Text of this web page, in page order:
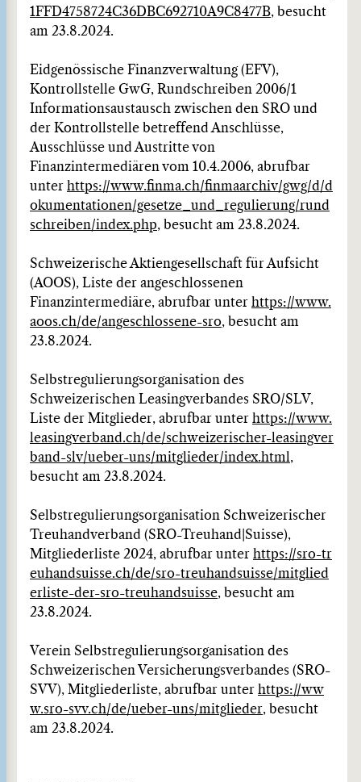
1FFD4758724C36DBC692710A9C8477B, besucht
am 23.8.2024.
Eidgenössische Finanzverwaltung (EFV),
Kontrollstelle GwG, Rundschreiben 2006/1
Informationsaustausch zwischen den SRO und
der Kontrollstelle betreffend Anschlüsse,
Ausschlüsse und Austritte von
Finanzintermediären vom 10.4.2006, abrufbar
unter https://www.finma.ch/finmaarchiv/gwg/d/d
okumentationen/gesetze_und_regulierung/rund
schreiben/index.php, besucht am 23.8.2024.
Schweizerische Aktiengesellschaft für Aufsicht
(AOOS), Liste der angeschlossenen
Finanzintermediäre, abrufbar unter https://www.
aoos.ch/de/angeschlossene-sro, besucht am
23.8.2024.
Selbstregulierungsorganisation des
Schweizerischen Leasingverbandes SRO/SLV,
Liste der Mitglieder, abrufbar unter https://www.
leasingverband.ch/de/schweizerischer-leasingver
band-slv/ueber-uns/mitglieder/index.html,
besucht am 23.8.2024.
Selbstregulierungsorganisation Schweizerischer
Treuhandverband (SRO-Treuhand|Suisse),
Mitgliederliste 2024, abrufbar unter https://sro-tr
euhandsuisse.ch/de/sro-treuhandsuisse/mitglied
erliste-der-sro-treuhandsuisse, besucht am
23.8.2024.
Verein Selbstregulierungsorganisation des
Schweizerischen Versicherungsverbandes (SRO-
SVV), Mitgliederliste, abrufbar unter https://ww
w.sro-svv.ch/de/ueber-uns/mitglieder, besucht
am 23.8.2024.